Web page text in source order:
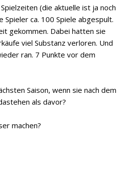
(die aktuelle ist ja noch
Spieler ca. 100 Spiele abgespult.
gekommen. Dabei hatten sie
viel Substanz verloren. Und
ran. 7 Punkte vor dem
Saison, wenn sie nach dem
als davor?
machen?